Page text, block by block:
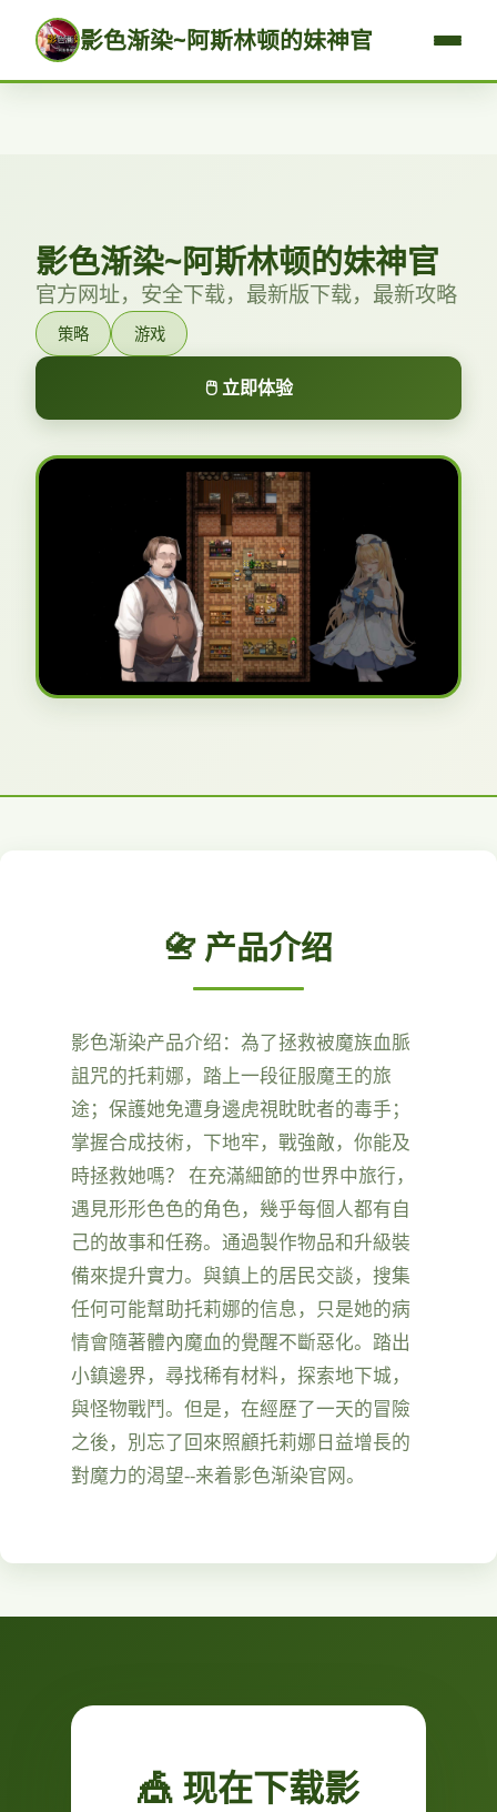
影色渐染~阿斯林顿的妹神官
影色渐染~阿斯林顿的妹神官
官方网址，安全下载，最新版下载，最新攻略
策略 游戏
🖱️ 立即体验
📇 产品介绍
影色渐染产品介绍：為了拯救被魔族血脈
詛咒的托莉娜，踏上一段征服魔王的旅
途；保護她免遭身邊虎視眈眈者的毒手；
掌握合成技術，下地牢，戰強敵，你能及
時拯救她嗎？ 在充滿細節的世界中旅行，
遇見形形色色的角色，幾乎每個人都有自
己的故事和任務。通過製作物品和升級裝
備來提升實力。與鎮上的居民交談，搜集
任何可能幫助托莉娜的信息，只是她的病
情會隨著體內魔血的覺醒不斷惡化。踏出
小鎮邊界，尋找稀有材料，探索地下城，
與怪物戰鬥。但是，在經歷了一天的冒險
之後，別忘了回來照顧托莉娜日益增長的
對魔力的渴望--来着影色渐染官网。
🎪 现在下载影